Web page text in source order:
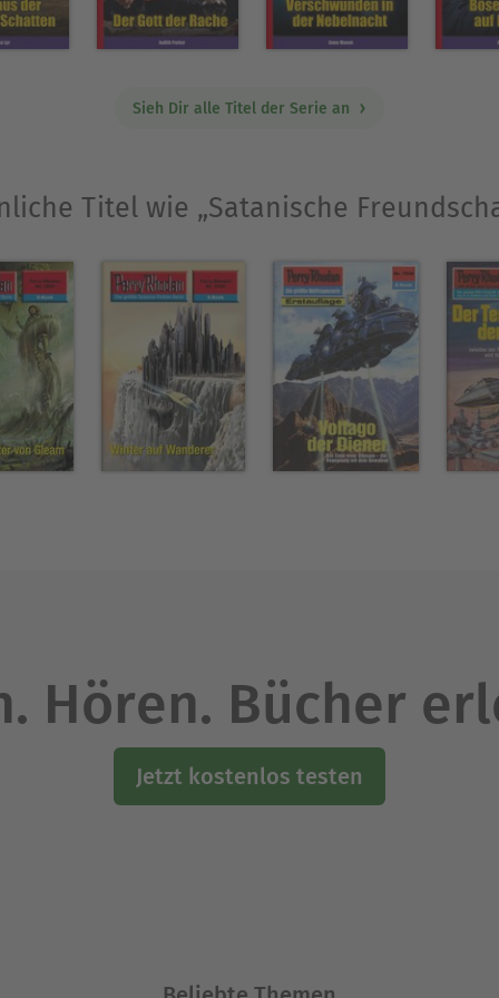
Kindes und führte es vom Grab weg.Karin
kleinen Jungen an der Hand näherte sich
Ausblenden
Sieh Dir alle Titel der Serie an
Titel wie „Satanische
Hören. Bücher
Jetzt kostenlos testen